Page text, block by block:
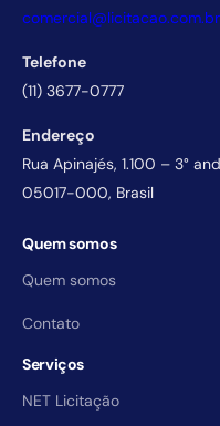
comercial@licitacao.com.br
Telefone
(11) 3677-0777
Endereço
Rua Apinajés, 1.100 – 3°
05017-000, Brasil
Quem somos
Quem somos
Contato
Serviços
NET Licitação